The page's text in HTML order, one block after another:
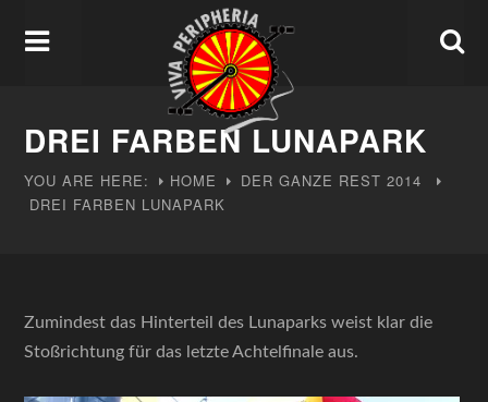
DREI FARBEN LUNAPARK
YOU ARE HERE: HOME DER GANZE REST 2014
DREI FARBEN LUNAPARK
Zumindest das Hinterteil des Lunaparks weist klar die
Stoßrichtung für das letzte Achtelfinale aus.